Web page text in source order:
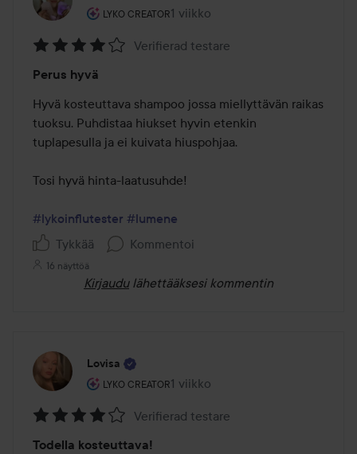
LYKO CREATOR
Käyttäjän rooli: Lyko Creator.
1 viikko
Viesti luotiin 1 viikko
4
/
5
Verifierad testare
Perus hyvä
Hyvä kosteuttava shampoo jossa miellyttävän raikas
tuoksu. Puhdistaa hiukset hyvin etenkin
tuplapesulla ja ei kuivata hiuspohjaa.
Tosi hyvä hinta-laatusuhde!
#lykoinflutester #lumene
Tykkää
Kommentoi
16 näyttöä
Kirjaudu lähettääksesi kommentin
Lovisa
LYKO CREATOR
Käyttäjän rooli: Lyko Creator.
1 viikko
Viesti luotiin 1 viikko
Verifierad testare
Todella kosteuttava!